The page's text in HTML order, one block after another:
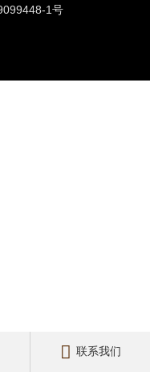
1号
 联系我们